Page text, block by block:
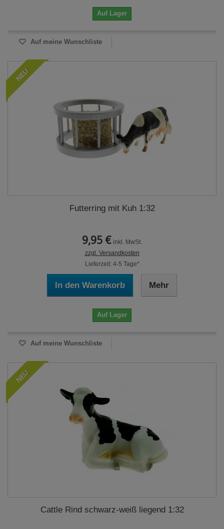
Auf Lager
Auf meine Wunschliste
NEU
Futterring mit Kuh 1:32
9,95 € inkl. MwSt.
zzgl. Versandkosten
Lieferzeit: 4-5 Tage*
In den Warenkorb Mehr
Auf Lager
Auf meine Wunschliste
NEU
Cattle Rind schwarz-weiß liegend 1:32